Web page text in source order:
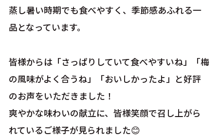
蒸し暑い時期でも食べやすく、季節感あふれる一
品となっています。
皆様からは「さっぱりしていて食べやすいね」「梅
の風味がよく合うね」「おいしかったよ」と好評
のお声をいただきました！
爽やかな味わいの献立に、皆様笑顔で召し上がら
れているご様子が見られました😊